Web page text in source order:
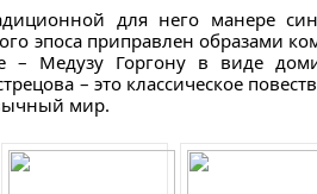
для него манере
эпоса приправлен образами
– Медузу Горгону в виде
– это классическое
мир.